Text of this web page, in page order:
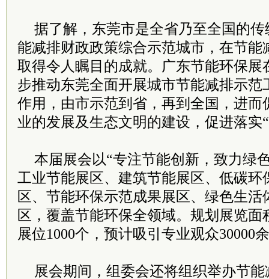
据了解，东莞市是全省乃至全国的
能减排财政政策综合示范城市，在节能
取得令人瞩目的成就。广东节能环保展
步推动东莞全面开展城市节能减排示范
作用，由市示范到省，再到全国，进而
业的发展及生态文明的建设，促进落实
本届展会以“专注节能创新，致力绿
工业节能展区、建筑节能展区、低碳环
区、节能环保示范成果展区、绿色生活
区，覆盖节能环保全领域。规划展览面
展位1000个，预计吸引专业观众30000
展会期间，组委会还将组织举办节